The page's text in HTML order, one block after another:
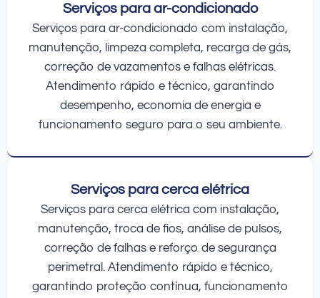
Serviços para ar-condicionado
Serviços para ar-condicionado com instalação,
manutenção, limpeza completa, recarga de gás,
correção de vazamentos e falhas elétricas.
Atendimento rápido e técnico, garantindo
desempenho, economia de energia e
funcionamento seguro para o seu ambiente.
Serviços para cerca elétrica
Serviços para cerca elétrica com instalação,
manutenção, troca de fios, análise de pulsos,
correção de falhas e reforço de segurança
perimetral. Atendimento rápido e técnico,
garantindo proteção contínua, funcionamento